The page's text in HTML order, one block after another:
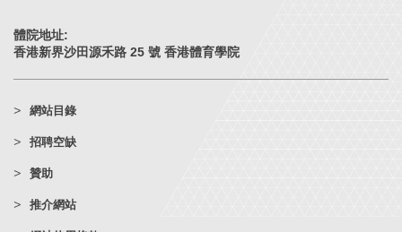
體院地址:
香港新界沙田源禾路 25 號 香港體育學院
網站目錄
招聘空缺
贊助
推介網站